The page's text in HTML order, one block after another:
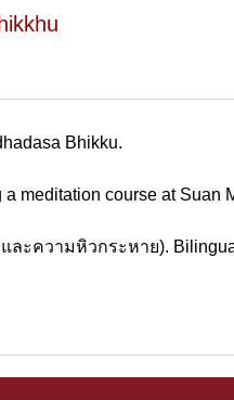
Bhikku.
meditation course at Suan
ละความหิวกระหาย).